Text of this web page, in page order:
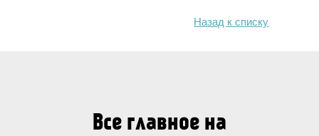
Назад к списку
Все главное на